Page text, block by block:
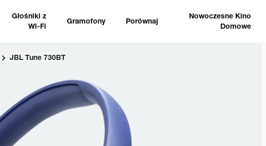
Głośniki z
Wi-Fi
Gramofony Porównaj
Nowoczesne Kino
Domowe
JBL Tune 730BT